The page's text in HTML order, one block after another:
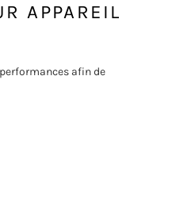
APPAREIL
afin de